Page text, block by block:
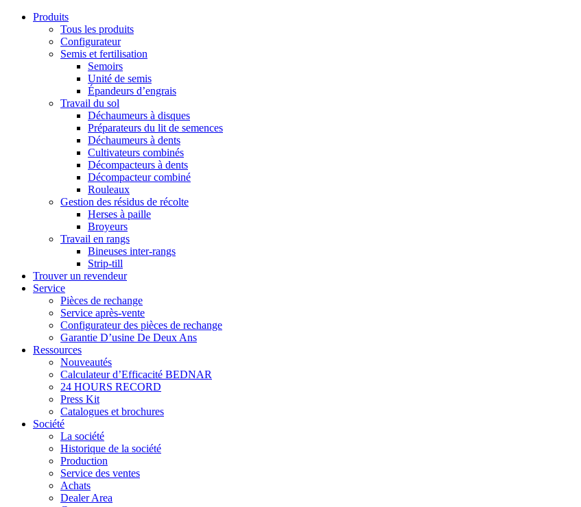
Produits
Tous les produits
Configurateur
Semis et fertilisation
Semoirs
Unité de semis
Épandeurs d’engrais
Travail du sol
Déchaumeurs à disques
Préparateurs du lit de semences
Déchaumeurs à dents
Cultivateurs combinés
Décompacteurs à dents
Décompacteur combiné
Rouleaux
Gestion des résidus de récolte
Herses à paille
Broyeurs
Travail en rangs
Bineuses inter-rangs
Strip-till
Trouver un revendeur
Service
Pièces de rechange
Service après-vente
Configurateur des pièces de rechange
Garantie D’usine De Deux Ans
Ressources
Nouveautés
Calculateur d’Efficacité BEDNAR
24 HOURS RECORD
Press Kit
Catalogues et brochures
Société
La société
Historique de la société
Production
Service des ventes
Achats
Dealer Area